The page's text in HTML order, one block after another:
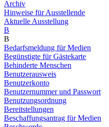
Archiv
Hinweise für Ausstellende
Aktuelle Ausstellung
B
B
Bedarfsmeldung für Medien
Begünstigte für Gästekarte
Behinderte Menschen
Benutzerausweis
Benutzerkonto
Benutzernummer und Passwort
Benutzungsordnung
Bereitstellungen
Beschaffungsantrag für Medien